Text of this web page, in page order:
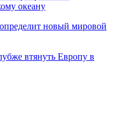
океану
новый мировой
втянуть Европу в